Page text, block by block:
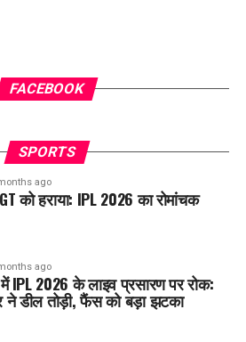
FACEBOOK
SPORTS
ago
को हराया: IPL 2026 का रोमांचक
ago
में IPL 2026 के लाइव प्रसारण पर रोक:
ने डील तोड़ी, फैंस को बड़ा झटका